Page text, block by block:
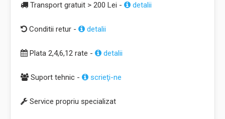
Transport gratuit > 200 Lei - detalii
Conditii retur - detalii
Plata 2,4,6,12 rate - detalii
Suport tehnic - scrieţi-ne
Service propriu specializat